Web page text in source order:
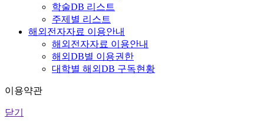
학술DB 리스트
주제별 리스트
해외전자자료 이용안내
해외전자자료 이용안내
해외DB별 이용권한
대학별 해외DB 구독현황
이용약관
닫기